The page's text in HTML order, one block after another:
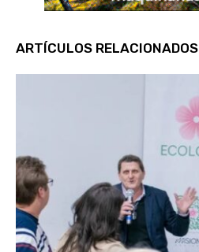
ARTÍCULOS RELACIONADOS